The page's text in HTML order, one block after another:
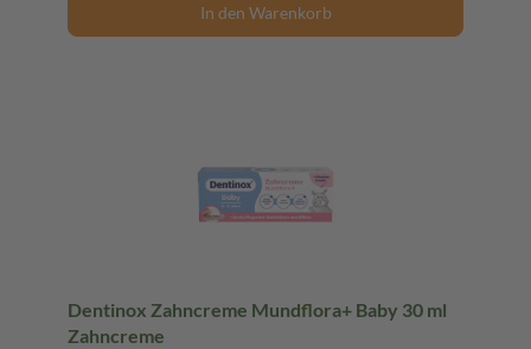
In den Warenkorb
Dentinox Zahncreme Mundflora+ Baby 30 ml
Zahncreme